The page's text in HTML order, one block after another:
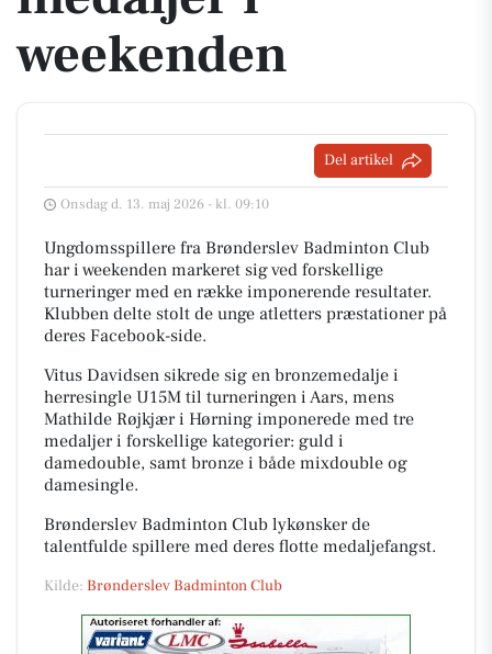
weekenden
Del artikel
Onsdag d. 13. maj 2026 - kl. 09:10
Ungdomsspillere fra Brønderslev Badminton Club
har i weekenden markeret sig ved forskellige
turneringer med en række imponerende resultater.
Klubben delte stolt de unge atletters præstationer på
deres Facebook-side.
Vitus Davidsen sikrede sig en bronzemedalje i
herresingle U15M til turneringen i Aars, mens
Mathilde Røjkjær i Hørning imponerede med tre
medaljer i forskellige kategorier: guld i
damedouble, samt bronze i både mixdouble og
damesingle.
Brønderslev Badminton Club lykønsker de
talentfulde spillere med deres flotte medaljefangst.
Kilde: Brønderslev Badminton Club